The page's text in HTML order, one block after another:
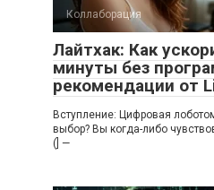
Коллаборация
Лайтхак: Как
минуты без
рекомендации от
Вступление: Цифровая
выбор? Вы когда-либо
(] —